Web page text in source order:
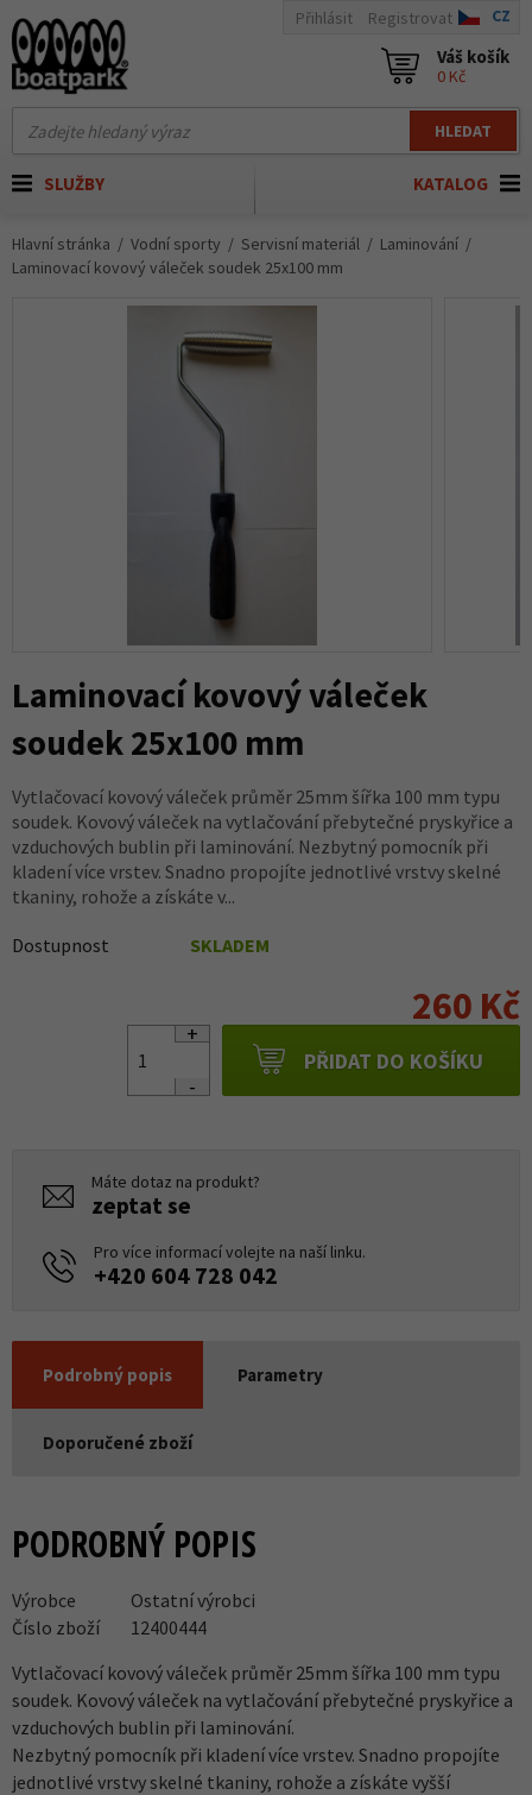
HLEDAT
Přihlásit Registrovat CZ
Váš košík
0 Kč
KATALOG
SLUŽBY
Hlavní stránka Vodní sporty Servisní materiál
Laminování
Laminovací kovový váleček soudek 25x100 mm
Laminovací kovový váleček
soudek 25x100 mm
Vytlačovací kovový váleček průměr 25mm šířka 100 mm typu
soudek. Kovový váleček na vytlačování přebytečné pryskyřice a
vzduchových bublin při laminování. Nezbytný pomocník při
kladení více vrstev. Snadno propojíte jednotlivé vrstvy skelné
tkaniny, rohože a získáte v...
Dostupnost SKLADEM
260 Kč
PŘIDAT DO KOŠÍKU
Máte dotaz na produkt?
zeptat se
Pro více informací volejte na naší linku.
+420 604 728 042
Podrobný popis Parametry
Doporučené zboží
PODROBNÝ POPIS
Výrobce
Ostatní výrobci
Číslo zboží
12400444
Vytlačovací kovový váleček průměr 25mm šířka 100 mm typu
soudek. Kovový váleček na vytlačování přebytečné pryskyřice a
vzduchových bublin při laminování.
Nezbytný pomocník při kladení více vrstev. Snadno propojíte
jednotlivé vrstvy skelné tkaniny, rohože a získáte vyšší